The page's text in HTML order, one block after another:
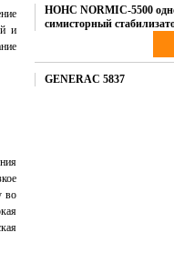
и
во
НОНС NORMIC-5500
симисторный
Купить
GENERAC 5837